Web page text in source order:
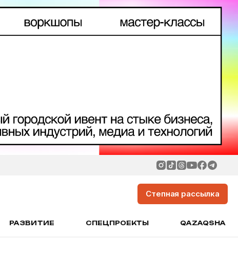
Степная рассылка
РАЗВИТИЕ СПЕЦПРОЕКТЫ QAZAQSHA